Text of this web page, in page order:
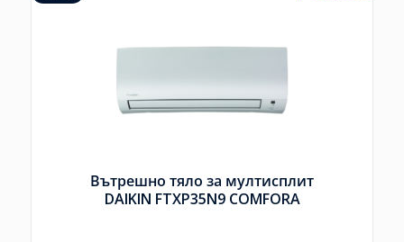
Вътрешно тяло за мултисплит
DAIKIN FTXP35N9 COMFORA